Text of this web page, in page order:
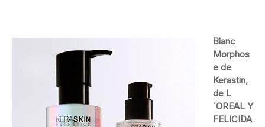
Blanc
Morphos
e de
Kerastin,
de L
´OREAL Y
FELICIDA